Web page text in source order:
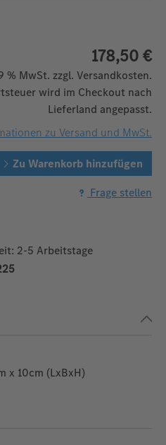
178,50 €
% MwSt. zzgl. Versandkosten.
wird im Checkout nach
Lieferland angepasst.
zu Versand und MwSt.
Gib den
Zu Warenkorb hinzufügen
Frage stellen
2-5 Arbeitstage
x 10cm (LxBxH)